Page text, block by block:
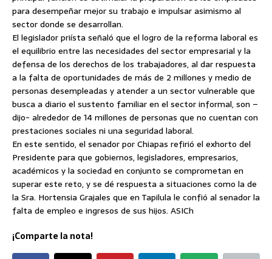
para desempeñar mejor su trabajo e impulsar asimismo al
sector donde se desarrollan.
El legislador priísta señaló que el logro de la reforma laboral es
el equilibrio entre las necesidades del sector empresarial y la
defensa de los derechos de los trabajadores, al dar respuesta
a la falta de oportunidades de más de 2 millones y medio de
personas desempleadas y atender a un sector vulnerable que
busca a diario el sustento familiar en el sector informal, son –
dijo- alrededor de 14 millones de personas que no cuentan con
prestaciones sociales ni una seguridad laboral.
En este sentido, el senador por Chiapas refirió el exhorto del
Presidente para que gobiernos, legisladores, empresarios,
académicos y la sociedad en conjunto se comprometan en
superar este reto, y se dé respuesta a situaciones como la de
la Sra. Hortensia Grajales que en Tapilula le confió al senador la
falta de empleo e ingresos de sus hijos. ASICh
¡Comparte la nota!